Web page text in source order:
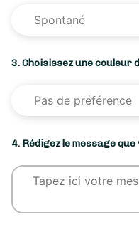
3. Choisissez une couleur
4. Rédigez le message